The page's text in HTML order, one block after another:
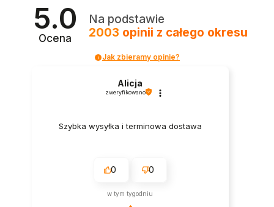
5.0
Ocena
Na podstawie
2003 opinii z całego okresu
Jak zbieramy opinie?
Alicja
zweryfikowano
Szybka wysyłka i terminowa dostawa
0 0
w tym tygodniu